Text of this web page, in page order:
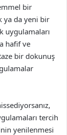
bir
ya da yeni bir
uygulamaları
hafif ve
bir dokunuş
tercih
yenilenmesi